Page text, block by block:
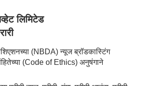
लिमिटेड
(NBDA) न्यूज ब्रॉडकास्टिंग
(Code of Ethics) अनुषंगाने